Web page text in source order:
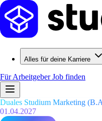
Alles für deine Karriere
Für ArbeitgeberJob finden
Duales Studium Marketing
01.04.2027